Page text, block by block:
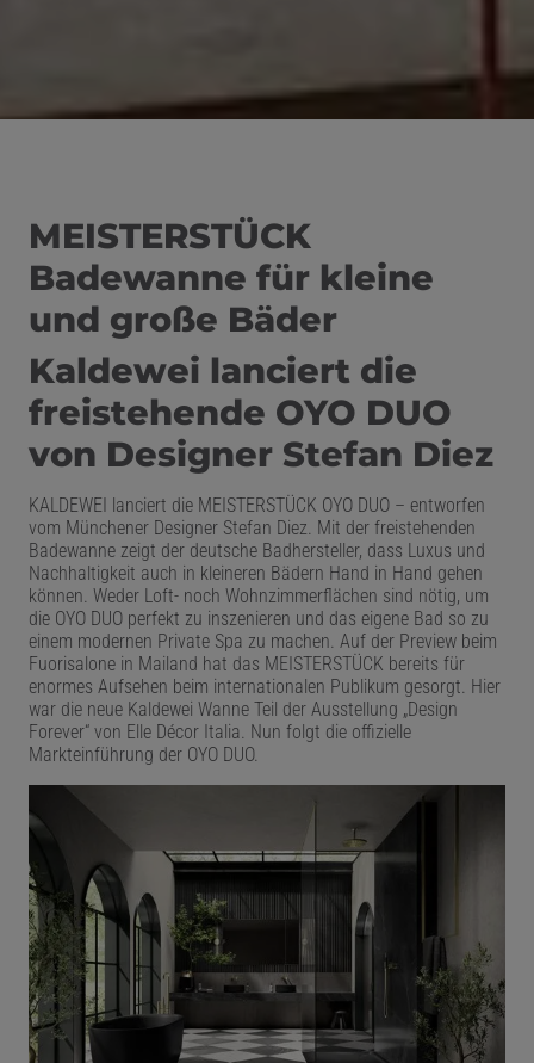
MEISTERSTÜCK
Badewanne für kleine
und große Bäder
Kaldewei lanciert die
freistehende OYO DUO
von Designer Stefan Diez
KALDEWEI lanciert die MEISTERSTÜCK OYO DUO – entworfen
vom Münchener Designer Stefan Diez. Mit der freistehenden
Badewanne zeigt der deutsche Badhersteller, dass Luxus und
Nachhaltigkeit auch in kleineren Bädern Hand in Hand gehen
können. Weder Loft- noch Wohnzimmerflächen sind nötig, um
die OYO DUO perfekt zu inszenieren und das eigene Bad so zu
einem modernen Private Spa zu machen. Auf der Preview beim
Fuorisalone in Mailand hat das MEISTERSTÜCK bereits für
enormes Aufsehen beim internationalen Publikum gesorgt. Hier
war die neue Kaldewei Wanne Teil der Ausstellung „Design
Forever“ von Elle Décor Italia. Nun folgt die offizielle
Markteinführung der OYO DUO.